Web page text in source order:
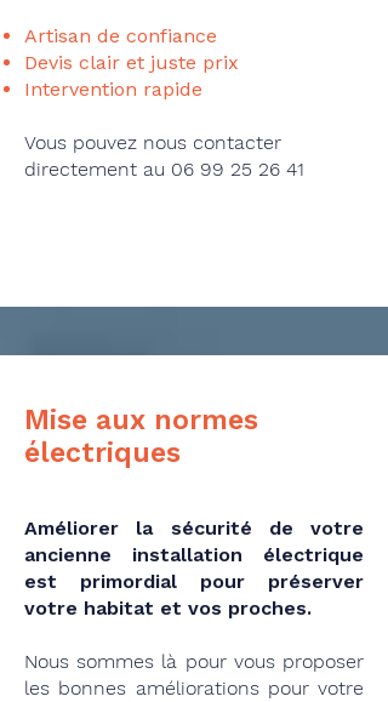
Artisan de confiance
Devis clair et juste prix
Intervention rapide
Vous pouvez nous contacter
directement au 06 99 25 26 41
Mise aux normes
électriques
Améliorer la sécurité de votre
ancienne installation électrique
est primordial pour préserver
votre habitat et vos proches.​
Nous sommes là pour vous proposer
les bonnes améliorations pour votre